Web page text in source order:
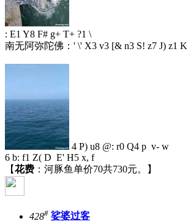
: E1 Y8 F# g+ T+ ?1 \
南无阿弥陀佛： ' \' X3 v3 [& n3 S! z7 J) z1 K
4 P) u8 @: r0 Q4 p v- w
6 b: f1 Z( D E' H5 x, f
【花费 ：河豚鱼单价70共730元。】
428# 娑婆过客